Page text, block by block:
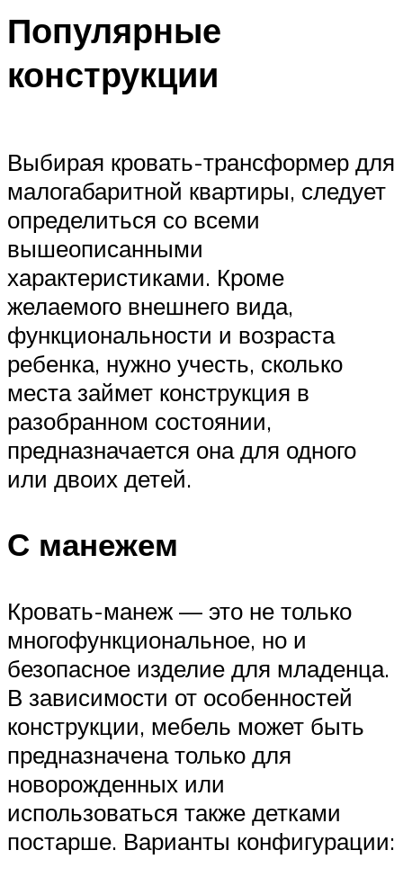
Популярные
конструкции
Выбирая кровать-трансформер для
малогабаритной квартиры, следует
определиться со всеми
вышеописанными
характеристиками. Кроме
желаемого внешнего вида,
функциональности и возраста
ребенка, нужно учесть, сколько
места займет конструкция в
разобранном состоянии,
предназначается она для одного
или двоих детей.
С манежем
Кровать-манеж — это не только
многофункциональное, но и
безопасное изделие для младенца.
В зависимости от особенностей
конструкции, мебель может быть
предназначена только для
новорожденных или
использоваться также детками
постарше. Варианты конфигурации: